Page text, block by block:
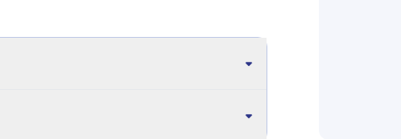
Unsere Nahrungsergänzungsmittel
Laboren in Deutschland geprüft. Für
können. Fast alle Produkte sind für